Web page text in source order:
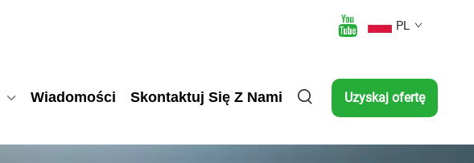
PL
Wiadomości Skontaktuj Się Z Nami Uzyskaj ofertę